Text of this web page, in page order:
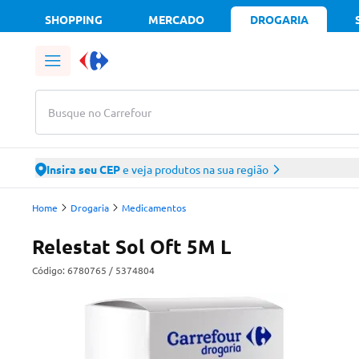
SHOPPING MERCADO DROGARIA
Busque no Carrefour
Insira seu CEPe veja produtos na sua região
Home Drogaria Medicamentos
Relestat Sol Oft 5M L
Código: 6780765 / 5374804